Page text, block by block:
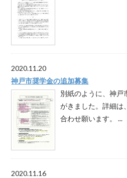
2020.11.20
神戸市奨学金の追加募集
別紙のように、神戸
がきました。詳細は
合わせ願います。 ...
2020.11.16